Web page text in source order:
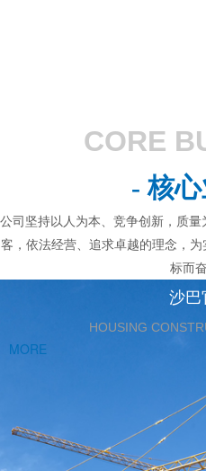
CORE
- 核
公司坚持以人为本、竞争创新，质
客，依法经营、追求卓越的理念，
标而
沙巴
HOUSING
MORE